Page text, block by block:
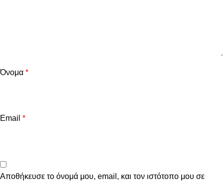
Όνομα *
Email *
Αποθήκευσε το όνομά μου, email, και τον ιστότοπο μου σε